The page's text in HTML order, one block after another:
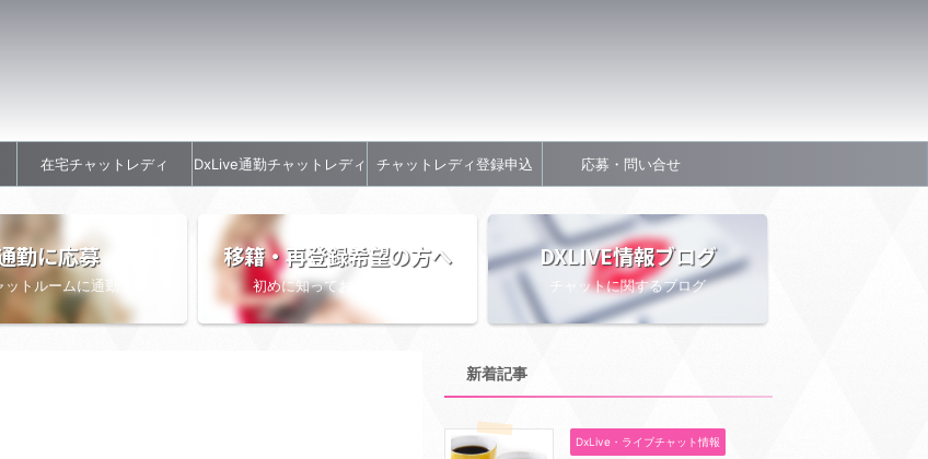
在宅チャットレディ DxLive通勤チャットレディ チャットレディ登録申込 応募・問い合せ
勤に応募
ットルームに通勤
移籍・再登録希望の方へ
初めに知っておきたい情報
DXLIVE情報ブログ
チャットに関するブログ
新着記事
DxLive・ライブチャット情報